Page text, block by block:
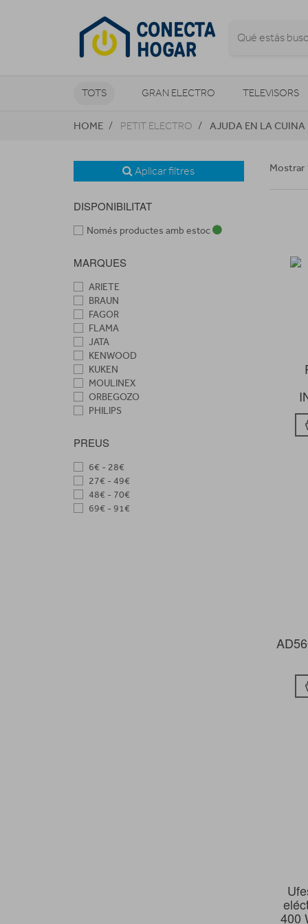
TOTS GRAN ELECTRO TELEVISORS
CLIMATITZACIÓ I CALEFACCIÓ
HOME PETIT ELECTRO AJUDA EN LA CUINA
Aplicar filtres
DISPONIBILITAT
Només productes amb estoc
MARQUES
ARIETE
BRAUN
FAGOR
FLAMA
JATA
KENWOOD
KUKEN
MOULINEX
ORBEGOZO
PHILIPS
RUSSELL HOBBS
TAURUS
TESLA
UFESA
PREUS
6€ - 28€
27€ - 49€
48€ - 70€
69€ - 91€
Mostrar
400